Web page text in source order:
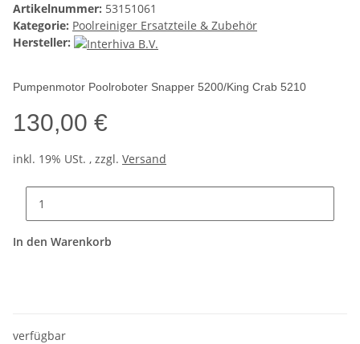
Artikelnummer: 53151061
Kategorie: Poolreiniger Ersatzteile & Zubehör
Hersteller:
Pumpenmotor Poolroboter Snapper 5200/King Crab 5210
130,00 €
inkl. 19% USt. , zzgl. Versand
In den Warenkorb
verfügbar